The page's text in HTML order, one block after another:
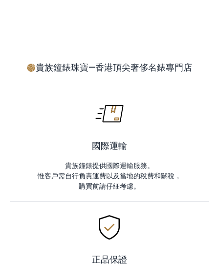
貴族鐘錶珠寶—香港頂尖奢侈名錶專門店
國際運輸
貴族鐘錶提供國際運輸服務。
惟客戶需自行負責運費以及當地的稅費和關稅，
購買前請仔細考慮。
正品保證